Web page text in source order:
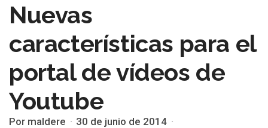
Nuevas
características para el
portal de vídeos de
Youtube
Por maldere 30 de junio de 2014